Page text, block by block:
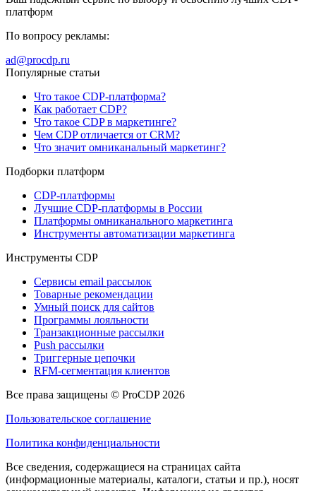
платформ
По вопросу рекламы:
ad@procdp.ru
Популярные статьи
Что такое CDP-платформа?
Как работает CDP?
Что такое CDP в маркетинге?
Чем CDP отличается от CRM?
Что значит омниканальный маркетинг?
Подборки платформ
CDP-платформы
Лучшие CDP-платформы в России
Платформы омниканального маркетинга
Инструменты автоматизации маркетинга
Инструменты CDP
Сервисы email рассылок
Товарные рекомендации
Умный поиск для сайтов
Программы лояльности
Транзакционные рассылки
Push рассылки
Триггерные цепочки
RFM-сегментация клиентов
Все права защищены © ProCDP 2026
Пользовательское соглашение
Политика конфиденциальности
Все сведения, содержащиеся на страницах сайта
(информационные материалы, каталоги, статьи и пр.), носят